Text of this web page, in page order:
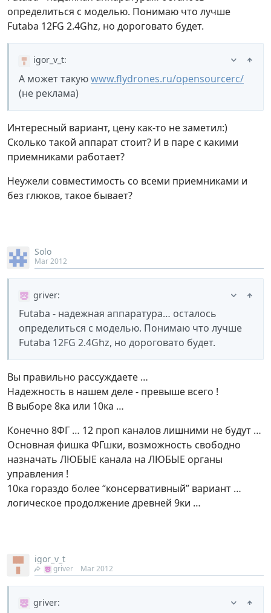
определиться с моделью. Понимаю что лучше
Futaba 12FG 2.4Ghz, но дороговато будет.
igor_v_t:
А может такуюwww.flydrones.ru/opensourcerc/
(не реклама)
Интересный вариант, цену как-то не заметил:)
Сколько такой аппарат стоит? И в паре с какими
приемниками работает?
Неужели совместимость со всеми приемниками и
без глюков, такое бывает?
Solo
Mar 2012
griver:
Futaba - надежная аппаратура… осталось
определиться с моделью. Понимаю что лучше
Futaba 12FG 2.4Ghz, но дороговато будет.
Вы правильно рассуждаете …
Надежность в нашем деле - превыше всего !
В выборе 8ка или 10ка …
Конечно 8ФГ … 12 проп каналов лишними не будут …
Основная фишка ФГшки, возможность свободно
назначать ЛЮБЫЕ канала на ЛЮБЫЕ органы
управления !
10ка гораздо более “консервативный” вариант …
логическое продолжение древней 9ки …
igor_v_t
griver Mar 2012
griver: